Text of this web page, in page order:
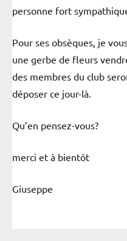
personne fort
Pour ses obsèques, je
une gerbe de fleurs
des membres du club
déposer ce jour-là.
Qu’en pensez-vous?
merci et à bientôt
Giuseppe